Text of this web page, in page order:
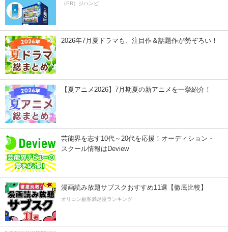
（PR）ジハンピ
2026年7月夏ドラマも、注目作＆話題作が勢ぞろい！
【夏アニメ2026】7月期夏の新アニメを一挙紹介！
芸能界を志す10代～20代を応援！オーディション・
スクール情報はDeview
漫画読み放題サブスクおすすめ11選【徹底比較】
オリコン顧客満足度ランキング